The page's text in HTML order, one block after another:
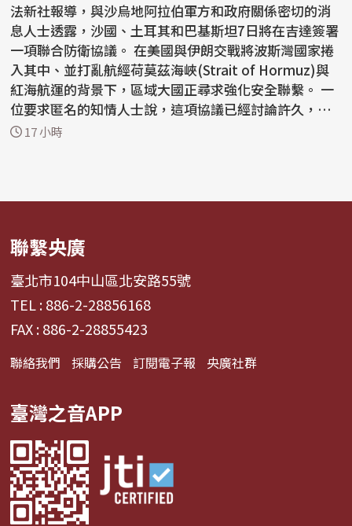
法新社報導，與沙烏地阿拉伯軍方和政府關係密切的消
息人士透露，沙國、土耳其和巴基斯坦7日將在吉達簽署
一項聯合防衛協議。 在美國與伊朗交戰將波斯灣國家捲
入其中、並打亂航經荷莫茲海峽(Strait of Hormuz)與
紅海航運的背景下，區域大國正尋求強化安全聯繫。 一
位要求匿名的知情人士說，這項協議已經討論許久，
但...17 小時
聯繫央廣
臺北市104中山區北安路55號
TEL : 886-2-28856168
FAX : 886-2-28855423
聯絡我們 採購公告 訂閱電子報 央廣社群
臺灣之音APP